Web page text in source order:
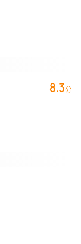
8.3分